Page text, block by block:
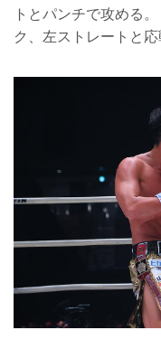
トとパンチで攻める
ク、左ストレートと応